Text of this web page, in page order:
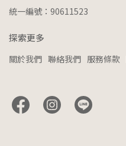
統一編號：90611523
探索更多
關於我們 聯絡我們 服務條款